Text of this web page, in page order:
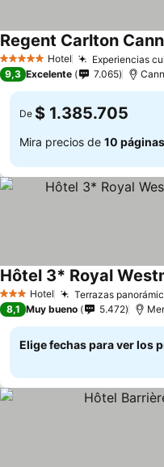
5 Estrellas Hotel Experiencias
Regent Carlton
9,3 Excelente 7.065
De $ 1.385.705
Mira precios de 10 páginas
3 Estrellas
Hotel Terrazas
8,1 Muy bueno 5.472
Elige fechas para ver los